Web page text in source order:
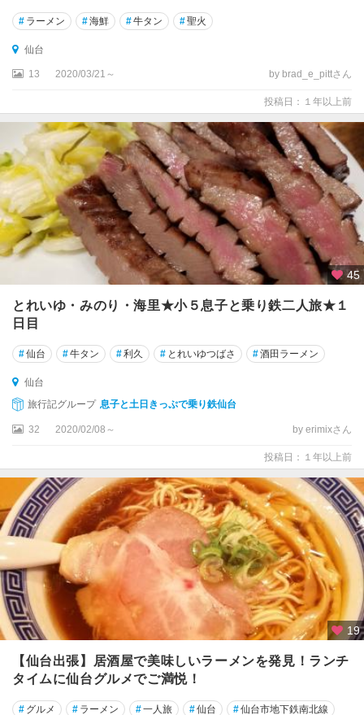
# ラーメン #海鮮 #牛タン #聖火
仙台
13 2020/03/21～ by brad_e_pittさん
投稿日：１年以上前
45
とれいゆ・みのり・海里★小５息子と乗り鉄二人旅★１
日目
#仙台 #牛タン #利久 # とれいゆつばさ #酒田ラーメン
仙台
旅行記グループ 息子と土日きっぷで乗り鉄仙台
32 2020/02/08～ by erimixさん
投稿日：１年以上前
19
【仙台出張】居酒屋で美味しいラーメンを発見！ランチ
タイムに仙台グルメでご満悦！
# グルメ # ラーメン #一人旅 #仙台 #仙台市地下鉄南北線